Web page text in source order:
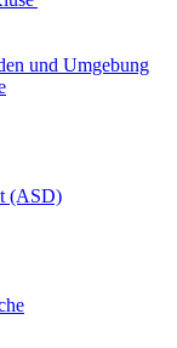
und Umgebung
(ASD)